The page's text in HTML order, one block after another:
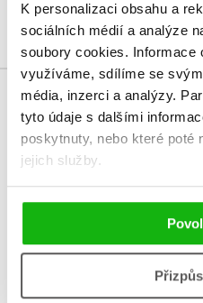
K personalizaci obsahu a
sociálních médií a analýze
soubory cookies. Informace
využíváme, sdílíme se
média, inzerci a analýzy.
tyto údaje s dalšími
poskytnuty, nebo které poté
jejich služby.
Přihlásit
MOHLO BY
Matt